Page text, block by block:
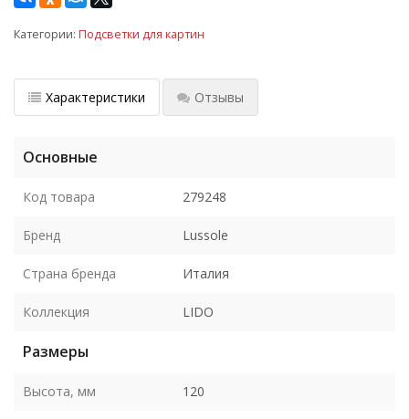
Категории: Подсветки для картин
Характеристики Отзывы
Основные
Код товара 279248
Бренд Lussole
Страна бренда Италия
Коллекция LIDO
Размеры
Высота, мм 120